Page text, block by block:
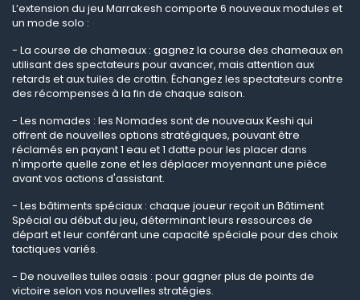
L’extension du jeu Marrakesh comporte 6 nouveaux modules et
un mode solo :
- La course de chameaux : gagnez la course des chameaux en
utilisant des spectateurs pour avancer, mais attention aux
retards et aux tuiles de crottin. Échangez les spectateurs contre
des récompenses à la fin de chaque saison.
- Les nomades : les Nomades sont de nouveaux Keshi qui
offrent de nouvelles options stratégiques, pouvant être
réclamés en payant 1 eau et 1 datte pour les placer dans
n'importe quelle zone et les déplacer moyennant une pièce
avant vos actions d'assistant.
- Les bâtiments spéciaux : chaque joueur reçoit un Bâtiment
Spécial au début du jeu, déterminant leurs ressources de
départ et leur conférant une capacité spéciale pour des choix
tactiques variés.
- De nouvelles tuiles oasis : pour gagner plus de points de
victoire selon vos nouvelles stratégies.